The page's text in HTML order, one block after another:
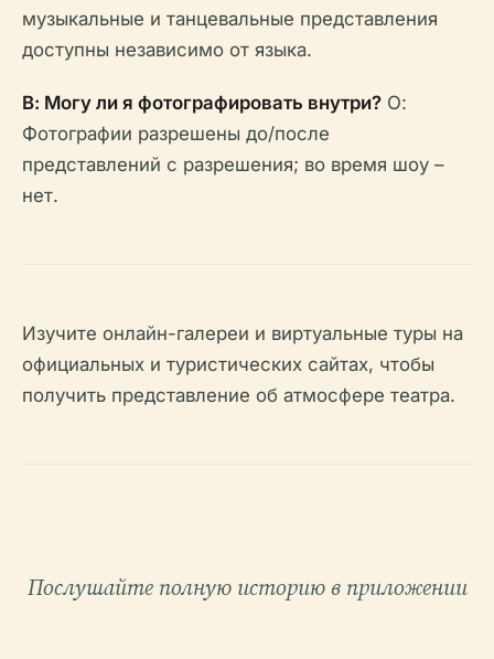
музыкальные и танцевальные представления
доступны независимо от языка.
В: Могу ли я фотографировать внутри? О:
Фотографии разрешены до/после
представлений с разрешения; во время шоу –
нет.
Изучите онлайн-галереи и виртуальные туры на
официальных и туристических сайтах, чтобы
получить представление об атмосфере театра.
Послушайте полную историю в приложении